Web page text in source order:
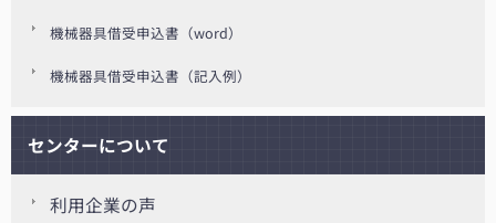
機械器具借受申込書（word）
機械器具借受申込書（記入例）
センターについて
利用企業の声